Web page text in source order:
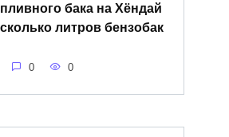
бака на Хёндай
литров бензобак
0 0